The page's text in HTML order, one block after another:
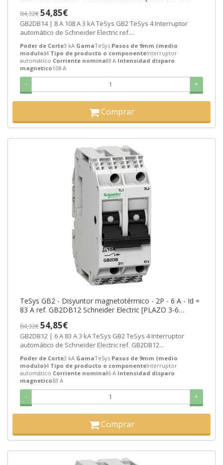
84,32€54,85€
GB2DB14 | 8 A 108 A 3 kA TeSys GB2 TeSys 4 Interruptor
automático de Schneider Electric ref....
Poder de Corte3 kA GamaTeSys Pasos de 9mm (medio
modulo)4 Tipo de producto o componenteInterruptor
automático Corriente nominal8 A Intensidad disparo
magnetico108 A
- +
Comprar
TeSys GB2 - Disyuntor magnetotérmico - 2P - 6 A - Id =
83 A ref. GB2DB12 Schneider Electric [PLAZO 3-6
84,32€54,85€
GB2DB12 | 6 A 83 A 3 kA TeSys GB2 TeSys 4 Interruptor
automático de Schneider Electric ref. GB2DB12...
Poder de Corte3 kA GamaTeSys Pasos de 9mm (medio
modulo)4 Tipo de producto o componenteInterruptor
automático Corriente nominal6 A Intensidad disparo
magnetico83 A
- +
Comprar